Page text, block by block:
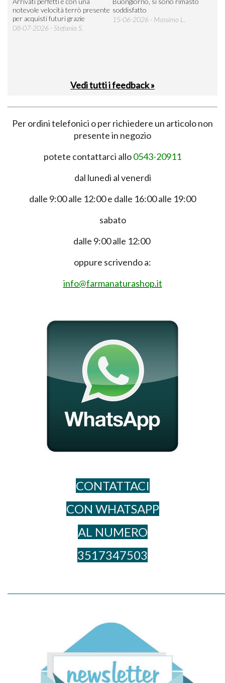
notevole velocità terrò presente
per acquisti futuri grazie
08-07-2026 - Stefania S.
soddisfatto
15-06-2026 - Massimo L.
Vedi tutti i feedback »
Per ordini telefonici o per richiedere un articolo non
presente in negozio
potete contattarci allo0543-20911
dal lunedì al venerdì
dalle 9:00 alle 12:00 e dalle 16:00 alle 19:00
sabato
dalle 9:00 alle 12:00
oppure scrivendo a:
info@farmanaturashop.it
CONTATTACI
CON WHATSAPP
AL NUME​RO
3517347503